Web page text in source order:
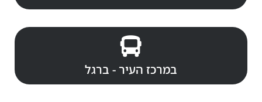
במרכז העיר - ברגל